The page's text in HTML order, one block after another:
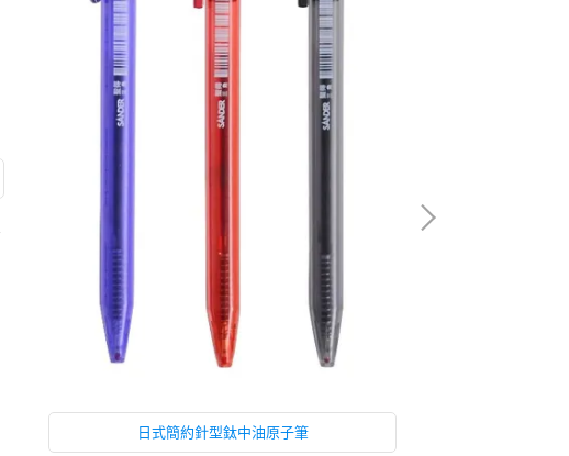
日式簡約針型鈦中油原子筆